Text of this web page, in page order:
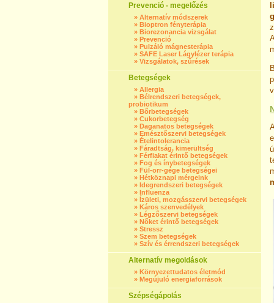
Prevenció - megelőzés
» Alternatív módszerek
» Bioptron fényterápia
» Biorezonancia vizsgálat
» Prevenció
» Pulzáló mágnesterápia
» SAFE Laser Lágylézer terápia
» Vizsgálatok, szűrések
Betegségek
» Allergia
» Bélrendszeri betegségek,
probiotikum
» Bőrbetegségek
» Cukorbetegség
» Daganatos betegségek
» Emésztőszervi betegségek
» Ételintolerancia
» Fáradtság, kimerültség
» Férfiakat érintő betegségek
» Fog és ínybetegségek
» Fül-orr-gége betegségei
» Hétköznapi mérgeink
» Idegrendszeri betegségek
» Influenza
» Ízületi, mozgásszervi betegségek
» Káros szenvedélyek
» Légzőszervi betegségek
» Nőket érintő betegségek
» Stressz
» Szem betegségek
» Szív és érrendszeri betegségek
Alternatív megoldások
» Környezettudatos életmód
» Megújuló energiaforrások
Szépségápolás